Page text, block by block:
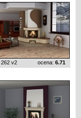
262 v2 ocena: 6.71